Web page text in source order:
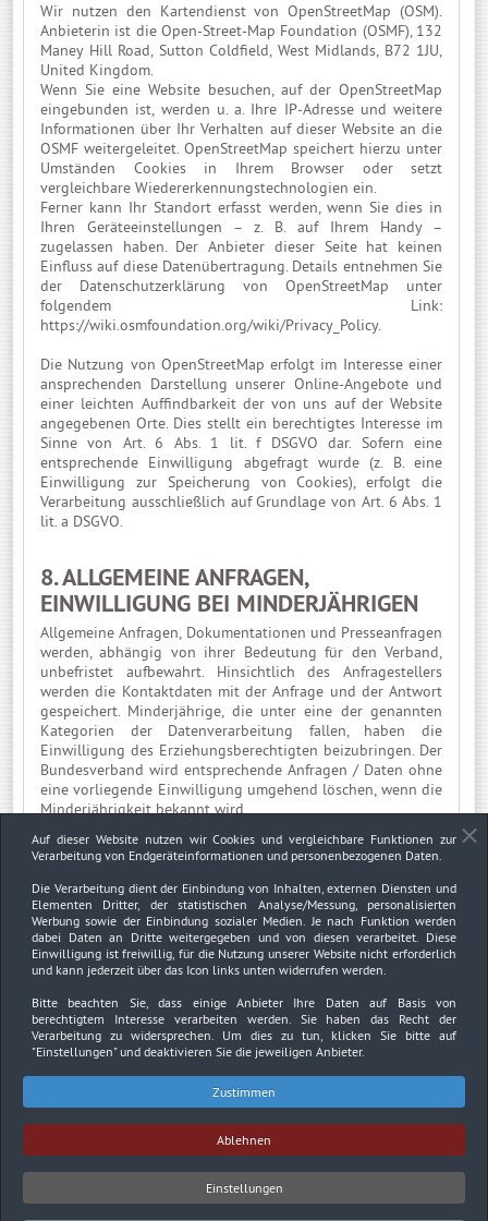
Wir nutzen den Kartendienst von OpenStreetMap (OSM).
Anbieterin ist die Open-Street-Map Foundation (OSMF), 132
Maney Hill Road, Sutton Coldfield, West Midlands, B72 1JU,
United Kingdom.
Wenn Sie eine Website besuchen, auf der OpenStreetMap
eingebunden ist, werden u. a. Ihre IP-Adresse und weitere
Informationen über Ihr Verhalten auf dieser Website an die
OSMF weitergeleitet. OpenStreetMap speichert hierzu unter
Umständen Cookies in Ihrem Browser oder setzt
vergleichbare Wiedererkennungstechnologien ein.
Ferner kann Ihr Standort erfasst werden, wenn Sie dies in
Ihren Geräteeinstellungen – z. B. auf Ihrem Handy –
zugelassen haben. Der Anbieter dieser Seite hat keinen
Einfluss auf diese Datenübertragung. Details entnehmen Sie
der Datenschutzerklärung von OpenStreetMap unter
folgendem Link:
https://wiki.osmfoundation.org/wiki/Privacy_Policy.
Die Nutzung von OpenStreetMap erfolgt im Interesse einer
ansprechenden Darstellung unserer Online-Angebote und
einer leichten Auffindbarkeit der von uns auf der Website
angegebenen Orte. Dies stellt ein berechtigtes Interesse im
Sinne von Art. 6 Abs. 1 lit. f DSGVO dar. Sofern eine
entsprechende Einwilligung abgefragt wurde (z. B. eine
Einwilligung zur Speicherung von Cookies), erfolgt die
Verarbeitung ausschließlich auf Grundlage von Art. 6 Abs. 1
lit. a DSGVO.
8. ALLGEMEINE ANFRAGEN,
EINWILLIGUNG BEI MINDERJÄHRIGEN
Allgemeine Anfragen, Dokumentationen und Presseanfragen
werden, abhängig von ihrer Bedeutung für den Verband,
unbefristet aufbewahrt. Hinsichtlich des Anfragestellers
werden die Kontaktdaten mit der Anfrage und der Antwort
gespeichert. Minderjährige, die unter eine der genannten
Kategorien der Datenverarbeitung fallen, haben die
Einwilligung des Erziehungsberechtigten beizubringen. Der
Bundesverband wird entsprechende Anfragen / Daten ohne
eine vorliegende Einwilligung umgehend löschen, wenn die
Minderjährigkeit bekannt wird.
9. AKTUALISIERUNGEN DER
DATENSCHUTZRICHTLINIEN
Wir werden unsere Richtlinie von Zeit zu Zeit aktualisieren,
um Veränderungen in der Technologie, der Gesetzgebung
oder anderweitigen Gegebenheiten Rechnung zu tragen.
Derartige Änderungen werden jeweils wirksam, sobald wir
die überarbeitete Richtlinie auf unserer Homepage
veröffentlichen. Wir empfehlen Ihnen, die Angabe "Gültig ab"
oben regelmäßig zu überprüfen, um sich über das Datum
der letzten Überarbeitung zu informieren.
Impressum
Sachverständiger und Fachgutachter BDSF e.V..
Auf dieser Website nutzen wir Cookies und vergleichbare Funktionen zur
Verarbeitung von Endgeräteinformationen und personenbezogenen Daten.
Die Verarbeitung dient der Einbindung von Inhalten, externen Diensten und
Elementen Dritter, der statistischen Analyse/Messung, personalisierten
Werbung sowie der Einbindung sozialer Medien. Je nach Funktion werden
dabei Daten an Dritte weitergegeben und von diesen verarbeitet. Diese
Einwilligung ist freiwillig, für die Nutzung unserer Website nicht erforderlich
und kann jederzeit über das Icon links unten widerrufen werden.
Bitte beachten Sie, dass einige Anbieter Ihre Daten auf Basis von
berechtigtem Interesse verarbeiten werden. Sie haben das Recht der
Verarbeitung zu widersprechen. Um dies zu tun, klicken Sie bitte auf
"Einstellungen"und deaktivieren Sie die jeweiligen Anbieter.
Zustimmen
Ablehnen
Einstellungen